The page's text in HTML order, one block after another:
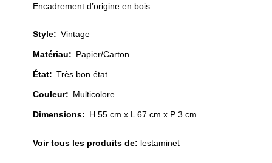
CHF 350.
Encadrement d’origine en bois.
Style: Vintage
Matériau: Papier/Carton
État: Très bon état
Couleur: Multicolore
Dimensions: H 55 cm x L 67 cm x P 3 cm
Voir tous les produits de: lestaminet